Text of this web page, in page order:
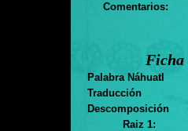
Comentarios:
Ficha
Palabra Náhuatl
Traducción
Descomposición
Raiz 1: